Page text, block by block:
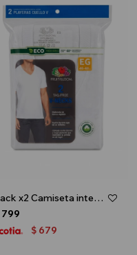
Pack x2 Camiseta interior escote V - caballero - Blanco
799
$ 679